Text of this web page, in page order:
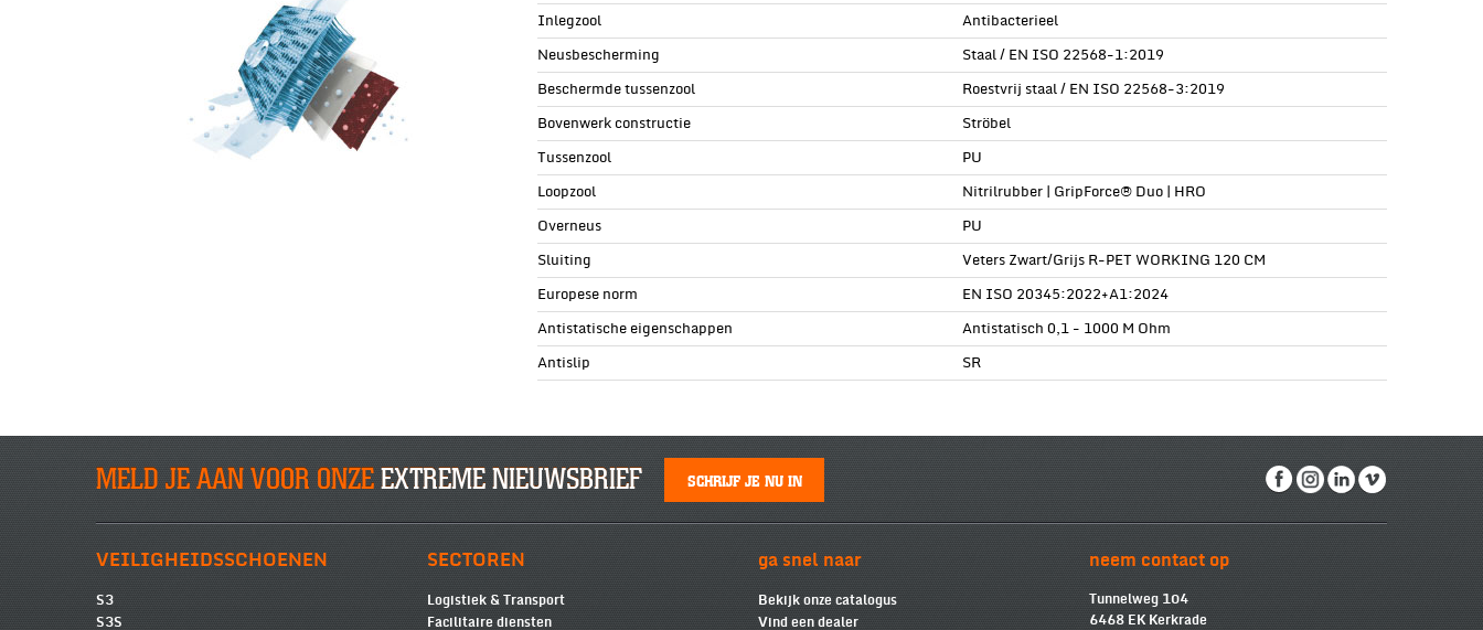
Inlegzool
Antibacterieel
Neusbescherming
Staal / EN ISO 22568-1:2019
Beschermde tussenzool
Roestvrij staal / EN ISO 22568-3:2019
Bovenwerk constructie
Ströbel
Tussenzool
PU
Loopzool
Nitrilrubber | GripForce® Duo | HRO
Overneus
PU
Sluiting
Veters Zwart/Grijs R-PET WORKING 120 CM
Europese norm
EN ISO 20345:2022+A1:2024
Antistatische eigenschappen
Antistatisch 0,1 - 1000 M Ohm
Antislip
SR
MELD JE AAN VOOR ONZEEXTREME NIEUWSBRIEF SCHRIJF JE NU IN
VEILIGHEIDSSCHOENEN
S3
S3S
SECTOREN
Logistiek & Transport
Facilitaire diensten
ga snel naar
Bekijk onze catalogus
Vind een dealer
neem contact op
Tunnelweg 104
6468 EK Kerkrade